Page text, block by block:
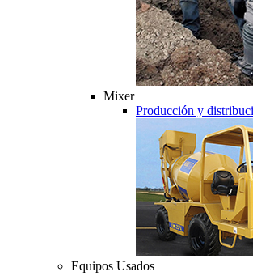
Mixer
Producción y
Equipos Usados